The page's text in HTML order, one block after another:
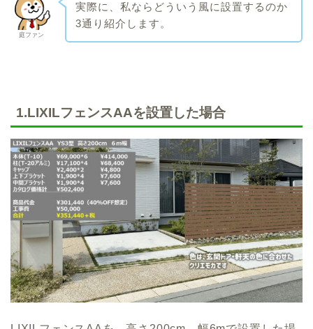
庭ファン
実際に、私ならどういう風に設置するのか
3通り紹介します。
1.LIXILフェンスAAを設置した場合